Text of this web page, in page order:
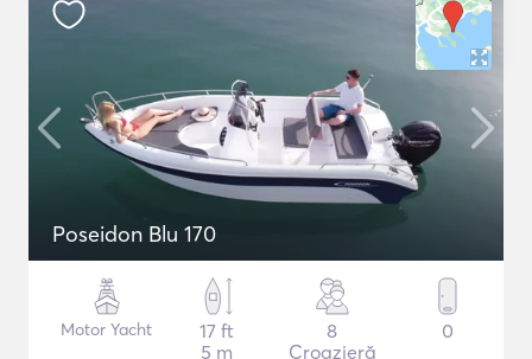
Poseidon Blu 170
Motor Yacht
17 ft
5 m
8
Croazieră
0